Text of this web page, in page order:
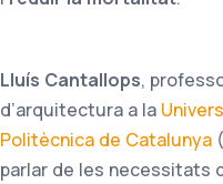
Lluís Cantallops,
d’arquitectura a la
Politècnica de Catalunya
parlar de les necessitats